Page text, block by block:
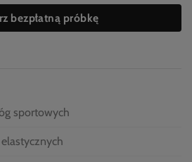
bezpłatną próbkę
sportowych